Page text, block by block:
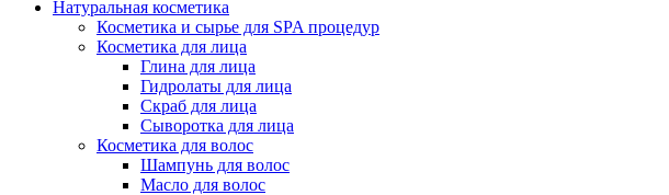
Натуральная косметика
Косметика и сырье для SPA процедур
Косметика для лица
Глина для лица
Гидролаты для лица
Скраб для лица
Сыворотка для лица
Косметика для волос
Шампунь для волос
Масло для волос